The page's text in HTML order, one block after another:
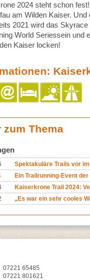
2024 steht schon
am Wilden Kaiser.
2021 wird das
World Seriessein und
Kaiser locken!
zum Thema
Spektakuläre Trails vor
Ein Trailrunning-Event
Kaiserkrone Trail 2024:
„Es war ein sehr cooles
07221 65485
07221 801621